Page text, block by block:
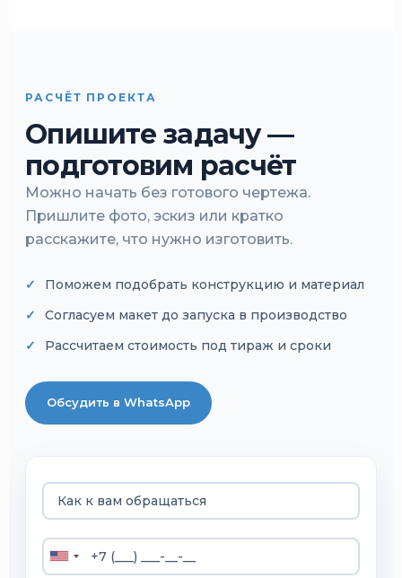
РАСЧЁТ ПРОЕКТА
Опишите задачу —
подготовим расчёт
Можно начать без готового чертежа.
Пришлите фото, эскиз или кратко
расскажите, что нужно изготовить.
Поможем подобрать конструкцию и материал
Согласуем макет до запуска в производство
Рассчитаем стоимость под тираж и сроки
Обсудить в WhatsApp